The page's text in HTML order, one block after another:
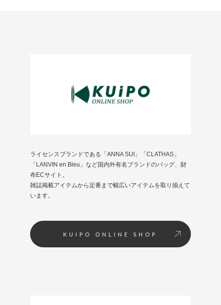
ライセンスブランドである「ANNA SUI」「CLATHAS」
「LANVIN en Bleu」など国内外有名ブランドのバッグ、財
布ECサイト。
雑誌掲載アイテムから定番まで幅広いアイテムを取り揃えて
います。
KUIPO ONLINE SHOP